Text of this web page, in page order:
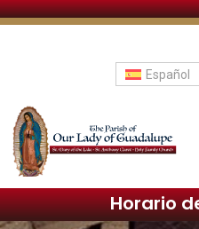
Español
Horario